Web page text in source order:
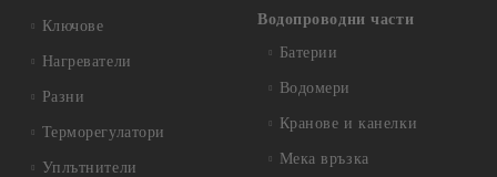
Ключове
Нагреватели
Разни
Терморегулатори
Уплътнители
Водопроводни части
Батерии
Водомери
Кранове и канелки
Мека връзка